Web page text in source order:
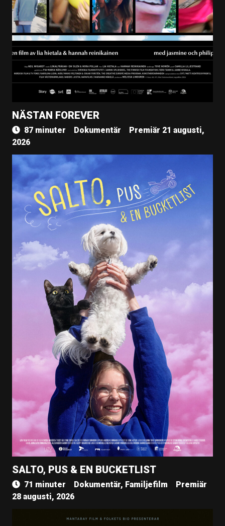
NÄSTAN FOREVER
87 minuter Dokumentär
Premiär 21 augusti,
2026
SALTO, PUS & EN BUCKETLIST
71 minuter Dokumentär, Familjefilm
Premiär
28 augusti, 2026